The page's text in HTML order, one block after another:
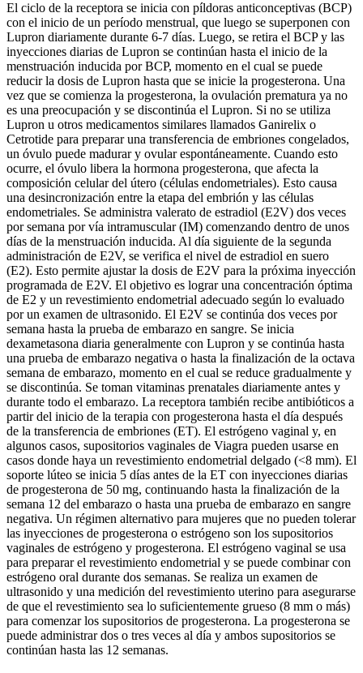
El ciclo de la receptora se inicia con píldoras anticonceptivas (BCP)
con el inicio de un período menstrual, que luego se superponen con
Lupron diariamente durante 6-7 días. Luego, se retira el BCP y las
inyecciones diarias de Lupron se continúan hasta el inicio de la
menstruación inducida por BCP, momento en el cual se puede
reducir la dosis de Lupron hasta que se inicie la progesterona. Una
vez que se comienza la progesterona, la ovulación prematura ya no
es una preocupación y se discontinúa el Lupron. Si no se utiliza
Lupron u otros medicamentos similares llamados Ganirelix o
Cetrotide para preparar una transferencia de embriones congelados,
un óvulo puede madurar y ovular espontáneamente. Cuando esto
ocurre, el óvulo libera la hormona progesterona, que afecta la
composición celular del útero (células endometriales). Esto causa
una desincronización entre la etapa del embrión y las células
endometriales. Se administra valerato de estradiol (E2V) dos veces
por semana por vía intramuscular (IM) comenzando dentro de unos
días de la menstruación inducida. Al día siguiente de la segunda
administración de E2V, se verifica el nivel de estradiol en suero
(E2). Esto permite ajustar la dosis de E2V para la próxima inyección
programada de E2V. El objetivo es lograr una concentración óptima
de E2 y un revestimiento endometrial adecuado según lo evaluado
por un examen de ultrasonido. El E2V se continúa dos veces por
semana hasta la prueba de embarazo en sangre. Se inicia
dexametasona diaria generalmente con Lupron y se continúa hasta
una prueba de embarazo negativa o hasta la finalización de la octava
semana de embarazo, momento en el cual se reduce gradualmente y
se discontinúa. Se toman vitaminas prenatales diariamente antes y
durante todo el embarazo. La receptora también recibe antibióticos a
partir del inicio de la terapia con progesterona hasta el día después
de la transferencia de embriones (ET). El estrógeno vaginal y, en
algunos casos, supositorios vaginales de Viagra pueden usarse en
casos donde haya un revestimiento endometrial delgado (<8 mm). El
soporte lúteo se inicia 5 días antes de la ET con inyecciones diarias
de progesterona de 50 mg, continuando hasta la finalización de la
semana 12 del embarazo o hasta una prueba de embarazo en sangre
negativa. Un régimen alternativo para mujeres que no pueden tolerar
las inyecciones de progesterona o estrógeno son los supositorios
vaginales de estrógeno y progesterona. El estrógeno vaginal se usa
para preparar el revestimiento endometrial y se puede combinar con
estrógeno oral durante dos semanas. Se realiza un examen de
ultrasonido y una medición del revestimiento uterino para asegurarse
de que el revestimiento sea lo suficientemente grueso (8 mm o más)
para comenzar los supositorios de progesterona. La progesterona se
puede administrar dos o tres veces al día y ambos supositorios se
continúan hasta las 12 semanas.